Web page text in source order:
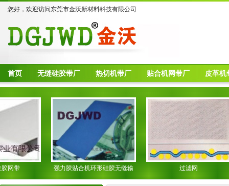
您好，欢迎访问东莞市金沃新材料科技有限公司
首页 无缝硅胶带厂 热切机带厂 贴合机网带厂 皮革机
强力胶贴合机环形硅胶无缝输
送带
过滤网